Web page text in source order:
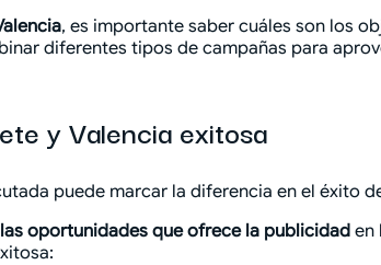
, es importante saber cuáles son los
diferentes tipos de campañas para
y Valencia exitosa
puede marcar la diferencia en el éxito
oportunidades que ofrece la publicidaden